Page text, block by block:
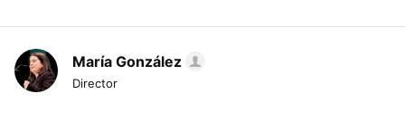
María González
Director